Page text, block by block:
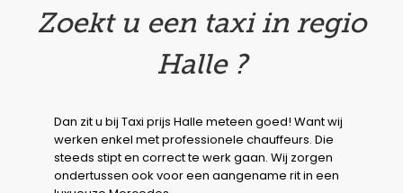
Zoekt u een taxi in regio
Halle ?
Dan zit u bij Taxi prijs Halle meteen goed! Want wij
werken enkel met professionele chauffeurs. Die
steeds stipt en correct te werk gaan. Wij zorgen
ondertussen ook voor een aangename rit in een